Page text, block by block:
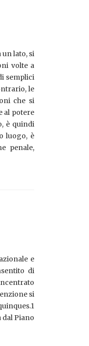
lato, si
volte a
semplici
le
che si
al potere
è quindi
luogo, è
penale,
e
di
si
Piano